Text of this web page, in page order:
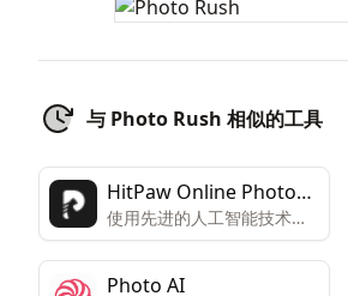
与 Photo Rush 相似的工具
HitPaw Online Photo
Enhancer
使用先进的人工智能技术提
高图片质量，增加图像分辨
率高达8倍。
Photo AI